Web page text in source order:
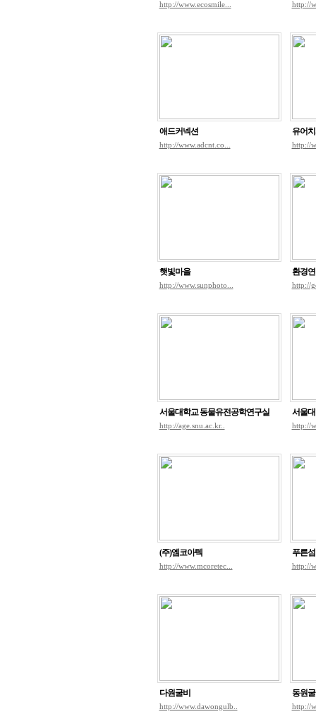
http://www.ecosmile... http://
애드커넥션
http://www.adcnt.co...
유어
http://
햇빛마을
http://www.sunphoto...
환경
http://
서울대학교 동물유전공학연구실
http://age.snu.ac.kr..
서울
http://
(주)엠코아텍
http://www.mcoretec...
푸른섬
http://
다원굴비
http://www.dawongulb..
동원
http://